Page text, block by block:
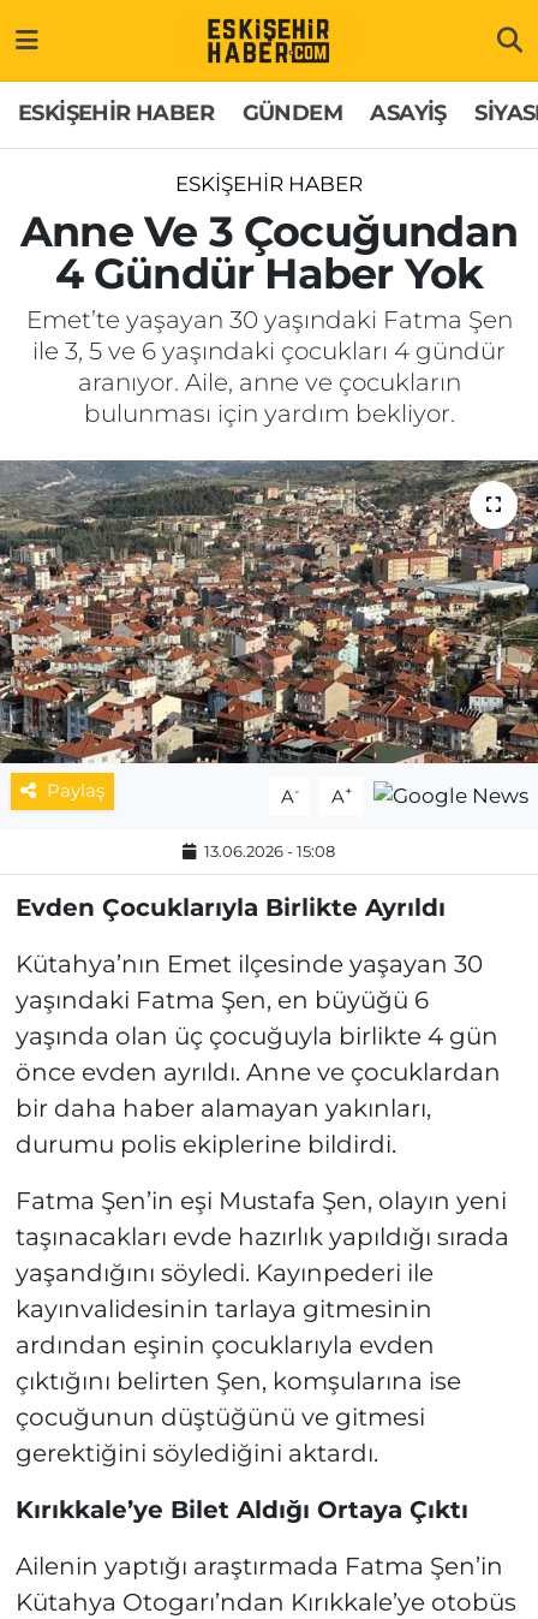
ESKİŞEHİR HABER GÜNDEM ASAYİŞ
ESKİŞEHİR HABER
Anne Ve 3 Çocuğundan
4 Gündür Haber Yok
Emet’te yaşayan 30 yaşındaki Fatma Şen
ile 3, 5 ve 6 yaşındaki çocukları 4 gündür
aranıyor. Aile, anne ve çocukların
bulunması için yardım bekliyor.
Paylaş A- A+
13.06.2026 - 15:08
Evden Çocuklarıyla Birlikte Ayrıldı
Kütahya’nın Emet ilçesinde yaşayan 30
yaşındaki Fatma Şen, en büyüğü 6
yaşında olan üç çocuğuyla birlikte 4 gün
önce evden ayrıldı. Anne ve çocuklardan
bir daha haber alamayan yakınları,
durumu polis ekiplerine bildirdi.
Fatma Şen’in eşi Mustafa Şen, olayın yeni
taşınacakları evde hazırlık yapıldığı sırada
yaşandığını söyledi. Kayınpederi ile
kayınvalidesinin tarlaya gitmesinin
ardından eşinin çocuklarıyla evden
çıktığını belirten Şen, komşularına ise
çocuğunun düştüğünü ve gitmesi
gerektiğini söylediğini aktardı.
Kırıkkale’ye Bilet Aldığı Ortaya Çıktı
Ailenin yaptığı araştırmada Fatma Şen’in
Kütahya Otogarı’ndan Kırıkkale’ye otobüs
GÜNDEM
ASAYİŞ
SİYASET
EKONOMİ
SAĞLIK
EĞİTİM
SPOR
MAGAZİN
ESKİŞEHİRSPOR
Hakkımızda
İletişim
Künye
Odunpazarı Trafik Yoğunluk Haritası
Süper Lig Puan Durumu ve Fikstür
Tüm Manşetler
Son Dakika Haberleri
Haber Arşivi